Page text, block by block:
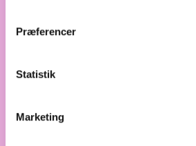
Præferencer
Statistik
Marketing
ANVISNING
Aftale med
Få et overblik over elementer i